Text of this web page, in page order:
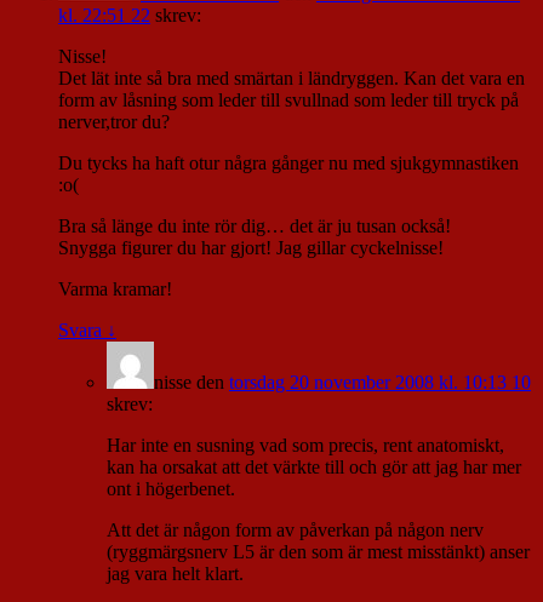
kl. 22:51 22 skrev:
Nisse!
Det lät inte så bra med smärtan i ländryggen. Kan det vara en
form av låsning som leder till svullnad som leder till tryck på
nerver,tror du?
Du tycks ha haft otur några gånger nu med sjukgymnastiken
:o(
Bra så länge du inte rör dig… det är ju tusan också!
Snygga figurer du har gjort! Jag gillar cyckelnisse!
Varma kramar!
Svara ↓
nisse den torsdag 20 november 2008 kl. 10:13 10
skrev:
Har inte en susning vad som precis, rent anatomiskt,
kan ha orsakat att det värkte till och gör att jag har mer
ont i högerbenet.
Att det är någon form av påverkan på någon nerv
(ryggmärgsnerv L5 är den som är mest misstänkt) anser
jag vara helt klart.